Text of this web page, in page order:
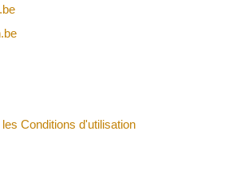
les Conditions d'utilisation